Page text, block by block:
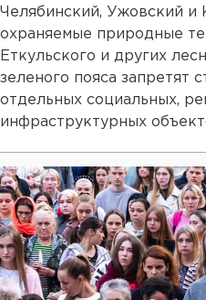
Челябинский, Ужовский и
охраняемые природные
Еткульского и других
зеленого пояса запретят
отдельных социальных,
инфраструктурных